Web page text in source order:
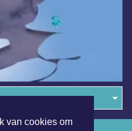
van cookies om